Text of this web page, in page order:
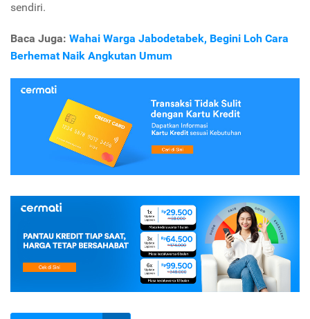
sendiri.
Baca Juga: Wahai Warga Jabodetabek, Begini Loh Cara
Berhemat Naik Angkutan Umum